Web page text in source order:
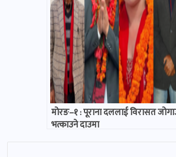
मोरङ–१ : पूराना दललाई विरासत
भत्काउने दाउमा